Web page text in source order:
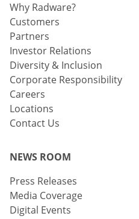
Why Radware?
Customers
Partners
Investor Relations
Diversity & Inclusion
Corporate Responsibility
Careers
Locations
Contact Us
NEWS ROOM
Press Releases
Media Coverage
Digital Events